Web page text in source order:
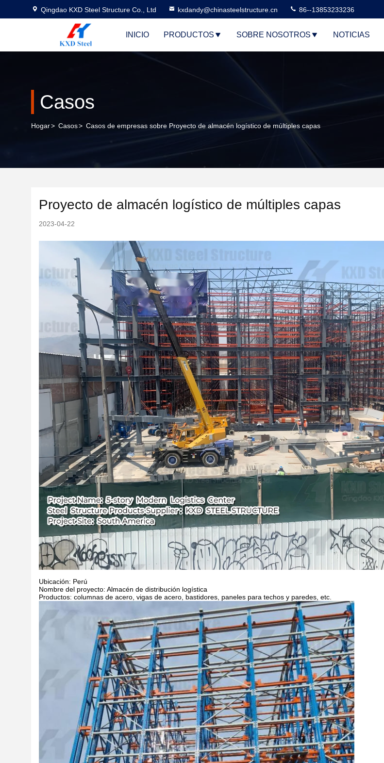
Qingdao KXD Steel Structure Co., Ltd kxdandy@chinasteelstructure.cn 86--13853233236
INICIO PRODUCTOS SOBRE NOSOTROS NOTICIAS
Casos
Hogar> Casos> Casos de empresas sobre Proyecto de almacén logístico de múltiples capas
Proyecto de almacén logístico de múltiples capas
2023-04-22
Ubicación: Perú
Nombre del proyecto: Almacén de distribución logística
Productos: columnas de acero, vigas de acero, bastidores, paneles para techos y paredes, etc.